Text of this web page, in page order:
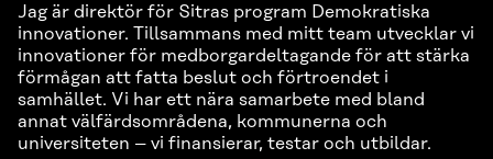
Jag är direktör för Sitras program Demokratiska
innovationer. Tillsammans med mitt team utvecklar vi
innovationer för medborgardeltagande för att stärka
förmågan att fatta beslut och förtroendet i
samhället. Vi har ett nära samarbete med bland
annat välfärdsområdena, kommunerna och
universiteten – vi finansierar, testar och utbildar.